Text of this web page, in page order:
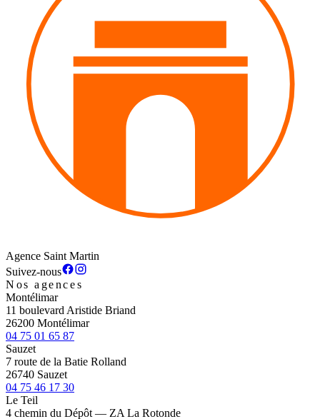
Agence Saint Martin
Suivez-nous
Nos agences
Montélimar
11 boulevard Aristide Briand
26200 Montélimar
04 75 01 65 87
Sauzet
7 route de la Batie Rolland
26740 Sauzet
04 75 46 17 30
Le Teil
4 chemin du Dépôt — ZA La Rotonde